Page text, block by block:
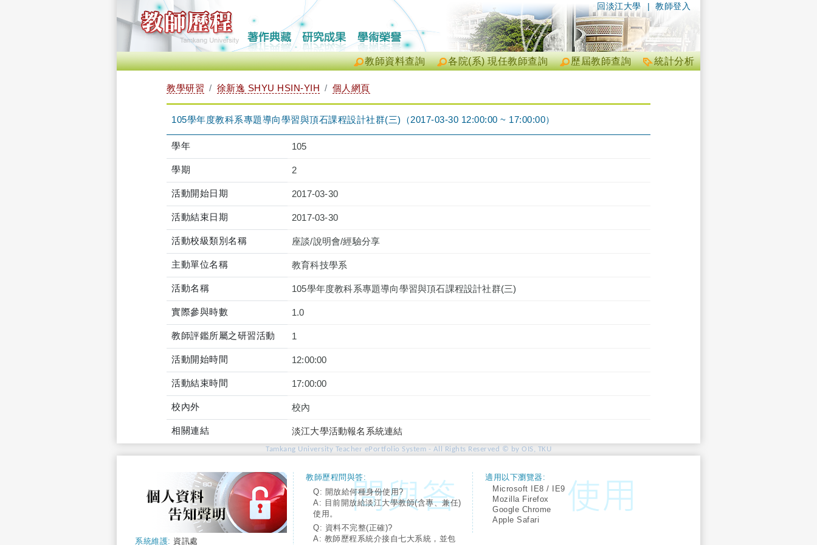
| 教師登入
回淡江大學
統計分析
歷屆教師查詢
各院(系) 現任教師查詢
教師資料查詢
教學研習 徐新逸 SHYU HSIN-YIH 個人網頁
105學年度教科系專題導向學習與頂石課程設計社群(三)（2017-03-30 12:00:00 ~ 17:00:00）
學年 105
學期 2
活動開始日期 2017-03-30
活動結束日期 2017-03-30
活動校級類別名稱 座談/說明會/經驗分享
主動單位名稱 教育科技學系
活動名稱 105學年度教科系專題導向學習與頂石課程設計社群(三)
實際參與時數 1.0
教師評鑑所屬之研習活動 1
活動開始時間 12:00:00
活動結束時間 17:00:00
校內外 校內
相關連結 淡江大學活動報名系統連結
Tamkang University Teacher ePortfolio System - All Rights Reserved © by OIS, TKU
系統維護: 資訊處
教師歷程問與答:
Q: 開放給何種身份使用?
A: 目前開放給淡江大學教師(含專、兼任)
使用。
Q: 資料不完整(正確)?
A: 教師歷程系統介接自七大系統，並包
適用以下瀏覽器:
Microsoft IE8 / IE9
Mozilla Firefox
Google Chrome
Apple Safari